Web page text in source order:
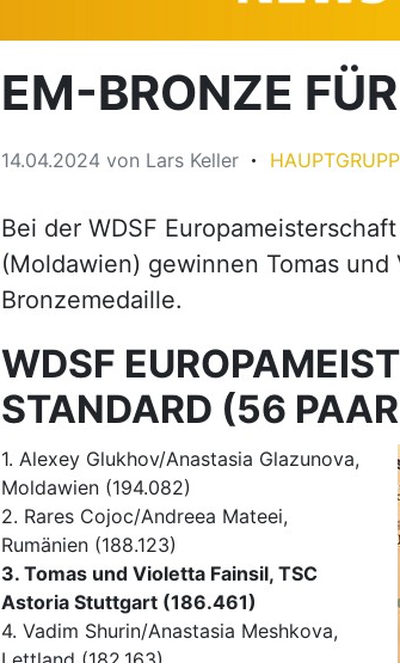
EM-BRONZE
14.04.2024 von Lars Keller
Bei der WDSF
(Moldawien) gewinnen Tomas
Bronzemedaille.
WDSF
STANDARD (56
1. Alexey Glukhov/Anastasia Glazunova,
Moldawien (194.082)
2. Rares Cojoc/Andreea Mateei,
Rumänien (188.123)
3. Tomas und Violetta Fainsil, TSC
Astoria Stuttgart (186.461)
4. Vadim Shurin/Anastasia Meshkova,